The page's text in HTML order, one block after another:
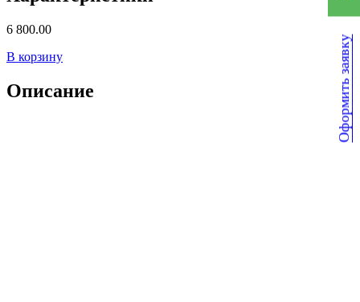
6 800.00
В корзину
Описание Оформить заявку